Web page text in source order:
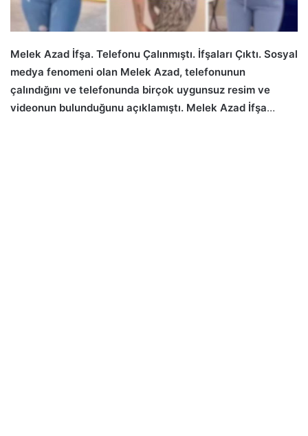
Melek Azad İfşa. Telefonu Çalınmıştı. İfşaları Çıktı. Sosyal
medya fenomeni olan Melek Azad, telefonunun
çalındığını ve telefonunda birçok uygunsuz resim ve
videonun bulunduğunu açıklamıştı. Melek Azad İfşa…